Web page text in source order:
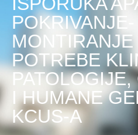
POKRIVANJE-
POTREBE
I HUMANE
KCUS-A